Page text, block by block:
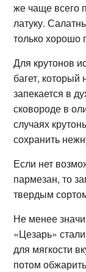
же чаще всего
латуку.
только хорошо
Для крутонов
багет, который
запекается в
сковороде в
случаях
сохранить
Если нет
пармезан, то
твердым
Не менее
«Цезарь»
для мягкости
потом